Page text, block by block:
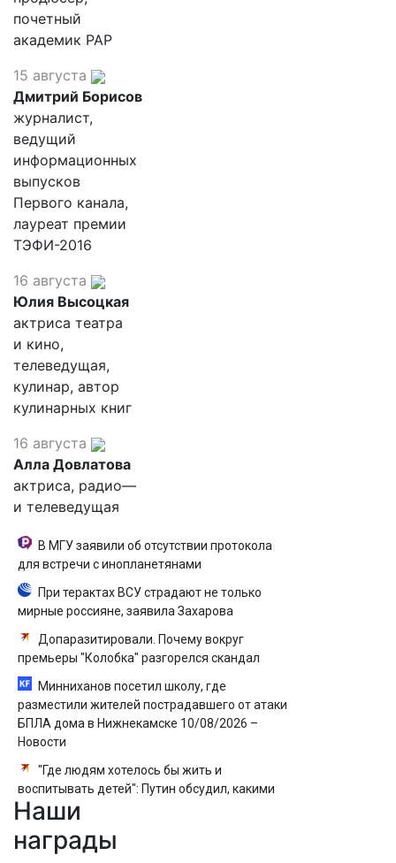
почетный
академик РАР
15 августа
Дмитрий Борисов
журналист,
ведущий
информационных
выпусков
Первого канала,
лауреат премии
ТЭФИ-2016
16 августа
Юлия Высоцкая
актриса театра
и кино,
телеведущая,
кулинар, автор
кулинарных книг
16 августа
Алла Довлатова
актриса, радио—
и телеведущая
В МГУ заявили об отсутствии протокола
для встречи с инопланетянами
При терактах ВСУ страдают не только
мирные россияне, заявила Захарова
Допаразитировали. Почему вокруг
премьеры "Колобка" разгорелся скандал
Минниханов посетил школу, где
разместили жителей пострадавшего от атаки
БПЛА дома в Нижнекамске 10/08/2026 –
Новости
"Где людям хотелось бы жить и
воспитывать детей": Путин обсудил, какими
должны быть города будущего в России
Наши
награды